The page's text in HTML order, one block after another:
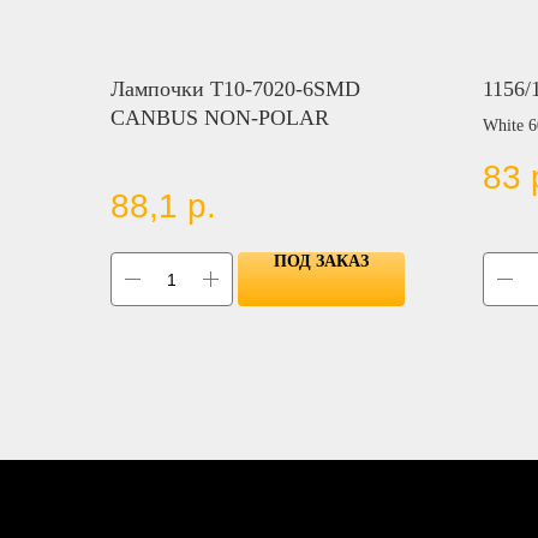
Лампочки T10-7020-6SMD
CANBUS NON-POLAR
88,1 р.
ПОД ЗАКАЗ
1156/
White
Цвет:
GREEN
83